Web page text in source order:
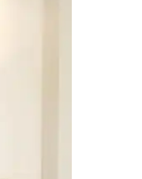
prelaskom prstom po